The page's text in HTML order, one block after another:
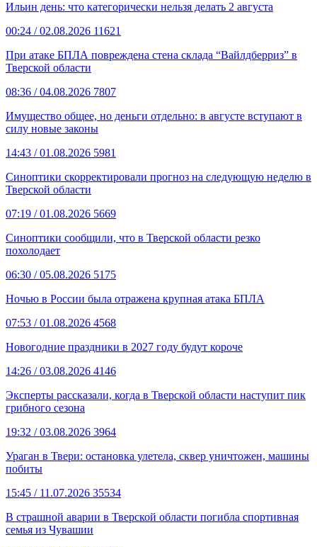
Ильин день: что категорически нельзя делать 2 августа
00:24 / 02.08.2026 11621
При атаке БПЛА повреждена стена склада “Вайлдберриз” в
Тверской области
08:36 / 04.08.2026 7807
Имущество общее, но деньги отдельно: в августе вступают в
силу новые законы
14:43 / 01.08.2026 5981
Синоптики скорректировали прогноз на следующую неделю в
Тверской области
07:19 / 01.08.2026 5669
Синоптики сообщили, что в Тверской области резко
похолодает
06:30 / 05.08.2026 5175
Ночью в России была отражена крупная атака БПЛА
07:53 / 01.08.2026 4568
Новогодние праздники в 2027 году будут короче
14:26 / 03.08.2026 4146
Эксперты рассказали, когда в Тверской области наступит пик
грибного сезона
19:32 / 03.08.2026 3964
Ураган в Твери: остановка улетела, сквер уничтожен, машины
побиты
15:45 / 11.07.2026 35534
В страшной аварии в Тверской области погибла спортивная
семья из Чувашии